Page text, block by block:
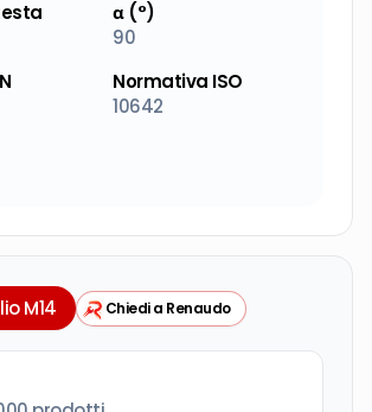
α (°)
90
Normativa ISO
10642
M14 Chiedi a Renaudo